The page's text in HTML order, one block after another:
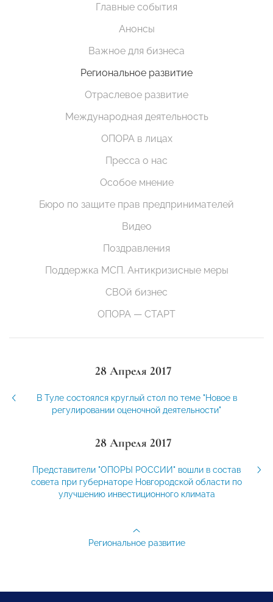
Главные события
Анонсы
Важное для бизнеса
Региональное развитие
Отраслевое развитие
Международная деятельность
ОПОРА в лицах
Пресса о нас
Особое мнение
Бюро по защите прав предпринимателей
Видео
Поздравления
Поддержка МСП. Антикризисные меры
СВОй бизнес
ОПОРА — СТАРТ
28 Апреля 2017
В Туле состоялся круглый стол по теме "Новое в
регулировании оценочной деятельности"
28 Апреля 2017
Представители "ОПОРЫ РОССИИ" вошли в состав
совета при губернаторе Новгородской области по
улучшению инвестиционного климата
Региональное развитие